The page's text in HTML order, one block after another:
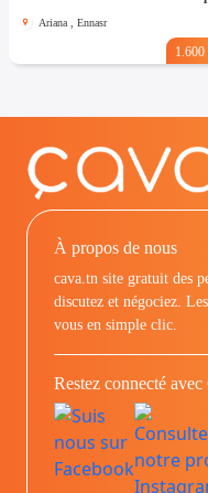
Ariana , Ennasr
À propos de nous
cava.tn site gratuit des
discutez et négociez.
vous en simple clic.
Restez connecté avec